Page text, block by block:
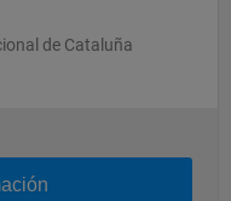
de Cataluña